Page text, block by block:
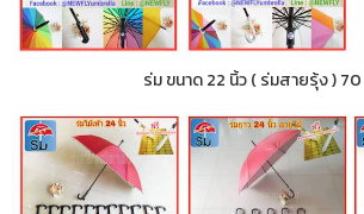
ร่ม ขนาด 22 นิ้ว ( ร่มสายรุ้ง )